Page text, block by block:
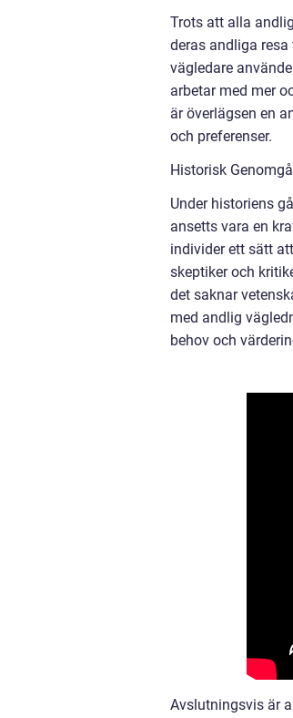
Trots att alla
deras andliga
vägledare
arbetar med mer
är överlägsen en
och preferenser.
Historisk
Under historiens
ansetts vara en
individer ett sätt
skeptiker och
det saknar
med andlig
behov och
Avslutningsvis är